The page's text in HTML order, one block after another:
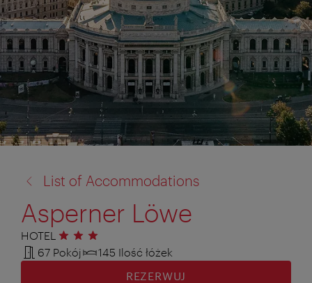
do:
List of Accommodations
Asperner Löwe
HOTEL 3 gwiazdki
67 Pokój
145 Ilość łóżek
REZERWUJ